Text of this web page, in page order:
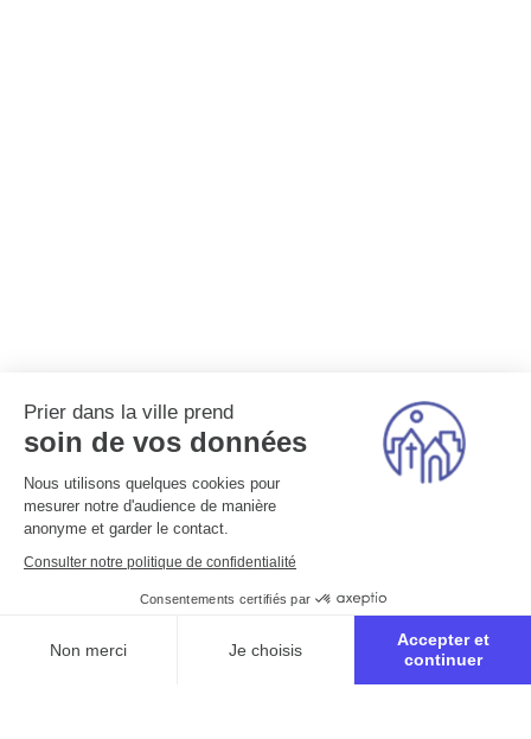
Prier dans la ville prend
soin de vos données
Nous utilisons quelques cookies pour
mesurer notre d'audience de manière
anonyme et garder le contact.
Consulter notre politique de confidentialité
Consentements certifiés par
Non merci Je choisis
Accepter et
continuer